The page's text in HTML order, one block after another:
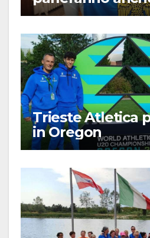
Trieste Atletica
in Oregon